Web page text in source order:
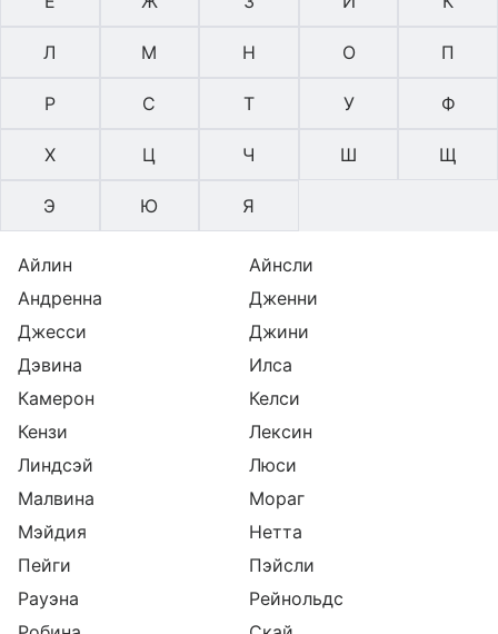
Л М Н О П
Р С Т У Ф
Х Ц Ч Ш Щ
Э Ю Я
Айлин
Айнсли
Андренна
Дженни
Джесси
Джини
Дэвина
Илса
Камерон
Келси
Кензи
Лексин
Линдсэй
Люси
Малвина
Мораг
Мэйдия
Нетта
Пейги
Пэйсли
Рауэна
Рейнольдс